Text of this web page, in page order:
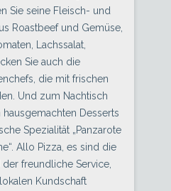
Sie seine Fleisch- und
Roastbeef und Gemüse,
Lachssalat,
Sie auch die
die mit frischen
Und zum Nachtisch
Desserts
Spezialität „Panzarote
Allo Pizza, es sind die
freundliche Service,
Kundschaft